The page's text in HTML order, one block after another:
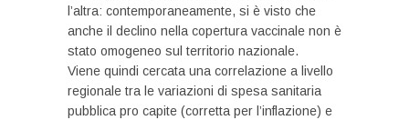
l’altra: contemporaneamente, si è visto che
anche il declino nella copertura vaccinale non è
stato omogeneo sul territorio nazionale.
Viene quindi cercata una correlazione a livello
regionale tra le variazioni di spesa sanitaria
pubblica pro capite (corretta per l’inflazione) e